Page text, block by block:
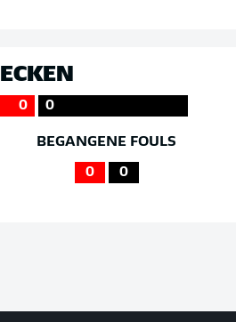
ECKEN
0 0
BEGANGENE FOULS
0 0